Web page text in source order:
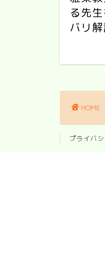
る先
バリ解
HOME
プライバ